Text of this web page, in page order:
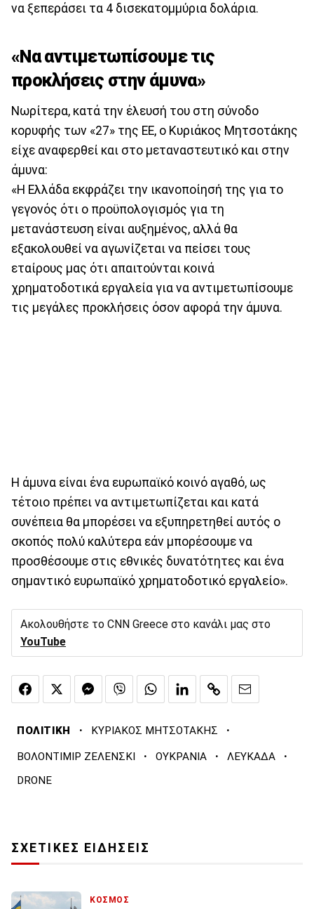
να ξεπεράσει τα 4 δισεκατομμύρια δολάρια.
«Να αντιμετωπίσουμε τις
προκλήσεις στην άμυνα»
Νωρίτερα, κατά την έλευσή του στη σύνοδο
κορυφής των «27» της ΕΕ, ο Κυριάκος Μητσοτάκης
είχε αναφερθεί και στο μεταναστευτικό και στην
άμυνα:
«Η Ελλάδα εκφράζει την ικανοποίησή της για το
γεγονός ότι ο προϋπολογισμός για τη
μετανάστευση είναι αυξημένος, αλλά θα
εξακολουθεί να αγωνίζεται να πείσει τους
εταίρους μας ότι απαιτούνται κοινά
χρηματοδοτικά εργαλεία για να αντιμετωπίσουμε
τις μεγάλες προκλήσεις όσον αφορά την άμυνα.
Η άμυνα είναι ένα ευρωπαϊκό κοινό αγαθό, ως
τέτοιο πρέπει να αντιμετωπίζεται και κατά
συνέπεια θα μπορέσει να εξυπηρετηθεί αυτός ο
σκοπός πολύ καλύτερα εάν μπορέσουμε να
προσθέσουμε στις εθνικές δυνατότητες και ένα
σημαντικό ευρωπαϊκό χρηματοδοτικό εργαλείο».
Ακολουθήστε το CNN Greece στο κανάλι μας στο
YouTube
ΠΟΛΙΤΙΚΗ · ΚΥΡΙΑΚΟΣ ΜΗΤΣΟΤΑΚΗΣ ·
ΒΟΛΟΝΤΙΜΙΡ ΖΕΛΕΝΣΚΙ · ΟΥΚΡΑΝΙΑ · ΛΕΥΚΑΔΑ ·
DRONE
ΣΧΕΤΙΚΕΣ ΕΙΔΗΣΕΙΣ
ΚΟΣΜΟΣ